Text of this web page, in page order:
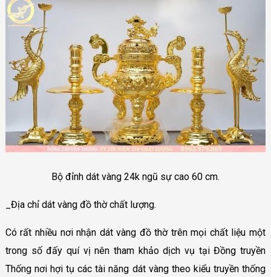
Bộ đỉnh dát vàng 24k ngũ sự cao 60 cm.
_Địa chỉ dát vàng đồ thờ chất lượng.
Có rất nhiều nơi nhận dát vàng đồ thờ trên mọi chất liệu một
trong số đấy quí vị nên tham khảo dịch vụ tại Đồng truyền
Thống nơi hợi tụ các tài năng dát vàng theo kiểu truyền thống